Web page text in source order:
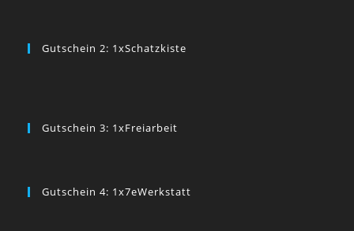
Gutschein 2: 1xSchatzkiste
Gutschein 3: 1xFreiarbeit
Gutschein 4: 1x7eWerkstatt